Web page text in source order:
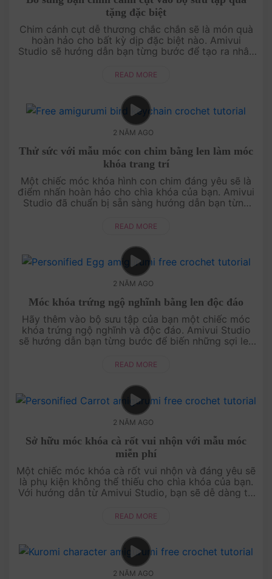
tặng đặc biệt
Chim cánh cụt dễ thương chắc chắn sẽ là món quà
hoàn hảo cho bất kỳ dịp đặc biệt nào. Amivui
Studio sẽ hướng dẫn bạn từng bước để tạo ra nhân
mũi móc chi tiết. Đây khô....
READ MORE
2 NĂM AGO
Thử sức với mẫu móc con chim bằng len làm móc
khóa trang trí
Một chiếc móc khóa hình con chim đáng yêu sẽ là
điểm nhấn hoàn hảo cho chìa khóa của bạn. Amivui
Studio đã chuẩn bị sẵn sàng hướng dẫn bạn từng
đơn giản nhưng tinh tế, b....
READ MORE
2 NĂM AGO
Móc khóa trứng ngộ nghĩnh bằng len độc đáo
Hãy thêm vào bộ sưu tập của bạn một chiếc móc
khóa trứng ngộ nghĩnh và độc đáo. Amivui Studio
sẽ hướng dẫn bạn từng bước để biến những sợi len
muốn có. Dự án này không chỉ....
READ MORE
2 NĂM AGO
Sở hữu móc khóa cà rốt vui nhộn với mẫu móc
miễn phí
Một chiếc móc khóa cà rốt vui nhộn và đáng yêu sẽ
là phụ kiện không thể thiếu cho chìa khóa của bạn.
Với hướng dẫn từ Amivui Studio, bạn sẽ dễ dàng tự
len. Từng bước thự....
READ MORE
2 NĂM AGO